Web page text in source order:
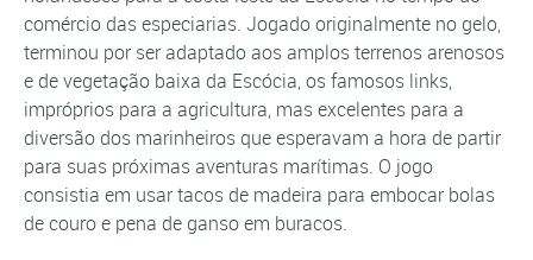
comércio das especiarias. Jogado originalmente no gelo,
terminou por ser adaptado aos amplos terrenos arenosos
e de vegetação baixa da Escócia, os famosos links,
impróprios para a agricultura, mas excelentes para a
diversão dos marinheiros que esperavam a hora de partir
para suas próximas aventuras marítimas. O jogo
consistia em usar tacos de madeira para embocar bolas
de couro e pena de ganso em buracos.